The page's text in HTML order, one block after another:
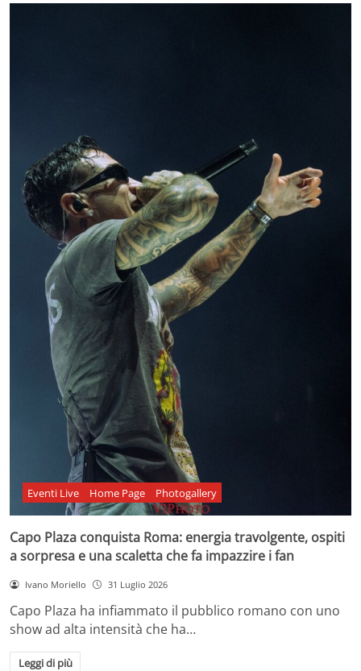
Eventi Live Home Page Photogallery
Capo Plaza conquista Roma: energia travolgente, ospiti
a sorpresa e una scaletta che fa impazzire i fan
Ivano Moriello 31 Luglio 2026
Capo Plaza ha infiammato il pubblico romano con uno
show ad alta intensità che ha…
Leggi di più